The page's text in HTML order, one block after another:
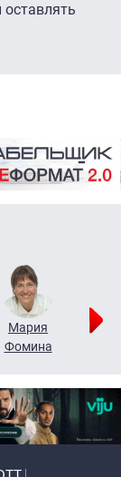
оставлять
Мария
Фомина